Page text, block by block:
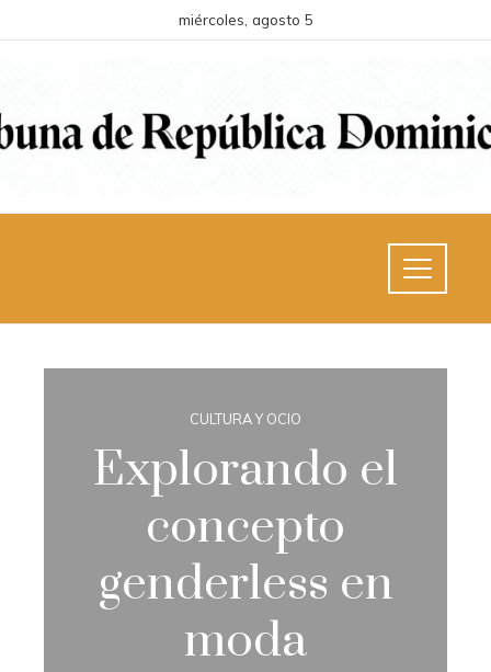
miércoles, agosto 5
CULTURA Y OCIO
Explorando el
concepto
genderless en
moda